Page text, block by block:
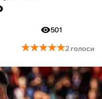
501
★★★★★
★★★★★2 голоси